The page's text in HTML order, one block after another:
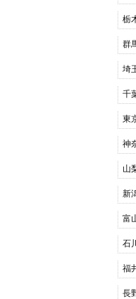
栃
群
埼
千
東
神
山
新
富
石
福
長